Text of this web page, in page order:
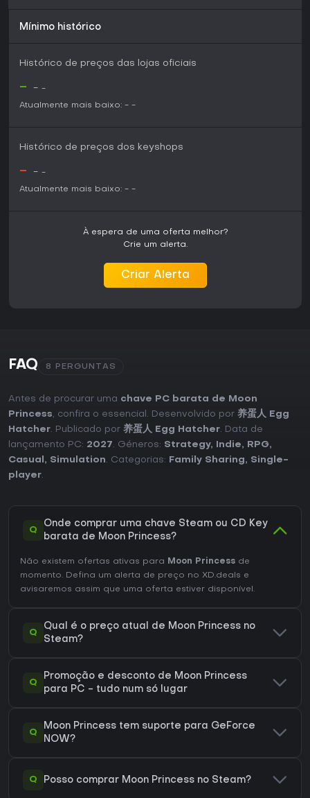
Mínimo histórico
Histórico de preços das lojas oficiais
- - -
Atualmente mais baixo: - -
Histórico de preços dos keyshops
- - -
Atualmente mais baixo: - -
À espera de uma oferta melhor?
Crie um alerta.
Criar Alerta
FAQ 8 PERGUNTAS
Antes de procurar uma chave PC barata de Moon
Princess, confira o essencial. Desenvolvido por 养蛋人 Egg
Hatcher. Publicado por 养蛋人 Egg Hatcher. Data de
lançamento PC: 2027. Géneros: Strategy, Indie, RPG,
Casual , Simulation. Categorias: Family Sharing, Single-
player.
Q
Onde comprar uma chave Steam ou CD Key
barata de Moon Princess?
Não existem ofertas ativas para Moon Princess de
momento. Defina um alerta de preço no XD.deals e
avisaremos assim que uma oferta estiver disponível.
Q
Qual é o preço atual de Moon Princess no
Steam?
Q
Promoção e desconto de Moon Princess
para PC - tudo num só lugar
Q
Moon Princess tem suporte para GeForce
NOW?
Q Posso comprar Moon Princess no Steam?